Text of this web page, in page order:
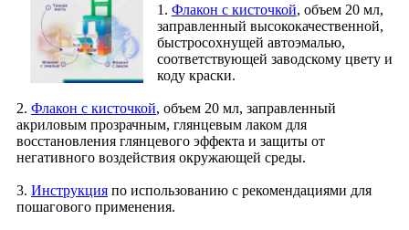
1. Флакон с кисточкой, объем 20 мл,
заправленный высококачественной,
быстросохнущей автоэмалью,
соответствующей заводскому цвету и
коду краски.
2. Флакон с кисточкой, объем 20 мл, заправленный
акриловым прозрачным, глянцевым лаком для
восстановления глянцевого эффекта и защиты от
негативного воздействия окружающей среды.
3. Инструкция по использованию с рекомендациями для
пошагового применения.